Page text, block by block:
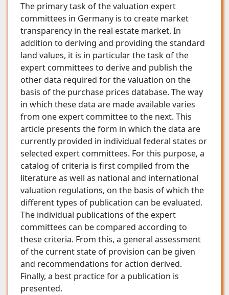
The primary task of the valuation expert
committees in Germany is to create market
transparency in the real estate market. In
addition to deriving and providing the standard
land values, it is in particular the task of the
expert committees to derive and publish the
other data required for the valuation on the
basis of the purchase prices database. The way
in which these data are made available varies
from one expert committee to the next. This
article presents the form in which the data are
currently provided in individual federal states or
selected expert committees. For this purpose, a
catalog of criteria is first compiled from the
literature as well as national and international
valuation regulations, on the basis of which the
different types of publication can be evaluated.
The individual publications of the expert
committees can be compared according to
these criteria. From this, a general assessment
of the current state of provision can be given
and recommendations for action derived.
Finally, a best practice for a publication is
presented.